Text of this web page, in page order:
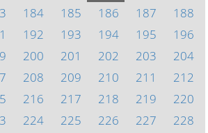
184 185 186 187
188
192 193 194 195
196
200 201 202 203
204
208 209 210 211
212
216 217 218 219
220
224 225 226 227
228